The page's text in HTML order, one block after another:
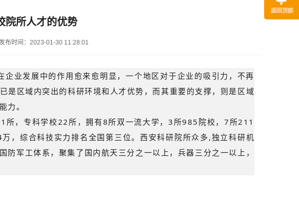
院所人才的优势
布时间：2023-01-30 11:28:01
业发展中的作用愈来愈明显，一个地区对于企业的吸引力，不再
是区域内突出的科研环境和人才优势，而其重要的支撑，则是区域
力。
所，专科学校22所，拥有8所双一流大学，3所985院校，7所211
，综合科技实力排名全国第三位。西安科研院所众多,独立科研机
军工体系，聚集了国内航天三分之一以上，兵器三分之一以上，